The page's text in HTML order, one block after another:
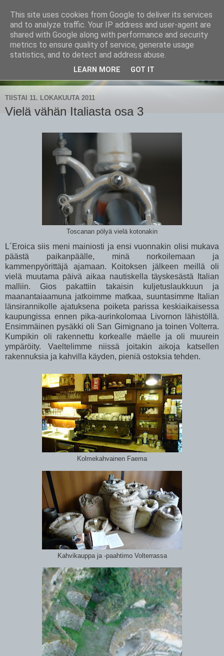
CampaSimpukka
kammen- ja kauhanpyöritystä
TIISTAI 11. LOKAKUUTA 2011
Vielä vähän Italiasta osa 3
Toscanan pölyä vielä kotonakin
L´Eroica siis meni mainiosti ja ensi vuonnakin olisi mukava
päästä paikanpäälle, minä norkoilemaan ja
kammenpyörittäjä ajamaan. Koitoksen jälkeen meillä oli
vielä muutama päivä aikaa nautiskella täyskesästä Italian
malliin. Gios pakattiin takaisin kuljetuslaukkuun ja
maanantaiaamuna jatkoimme matkaa, suuntasimme Italian
länsirannikolle ajatuksena poiketa parissa keskiaikaisessa
kaupungissa ennen pika-aurinkolomaa Livornon lähistöllä.
Ensimmäinen pysäkki oli San Gimignano ja toinen Volterra.
Kumpikin oli rakennettu korkealle mäelle ja oli muurein
ympäröity. Vaeltelimme niissä joitakin aikoja katsellen
rakennuksia ja kahvilla käyden, pieniä ostoksia tehden.
Kolmekahvainen Faema
Kahvikauppa ja -paahtimo Volterrassa
This site uses cookies from Google to deliver its services
and to analyze traffic. Your IP address and user-agent are
shared with Google along with performance and security
metrics to ensure quality of service, generate usage
statistics, and to detect and address abuse.
LEARN MORE GOT IT